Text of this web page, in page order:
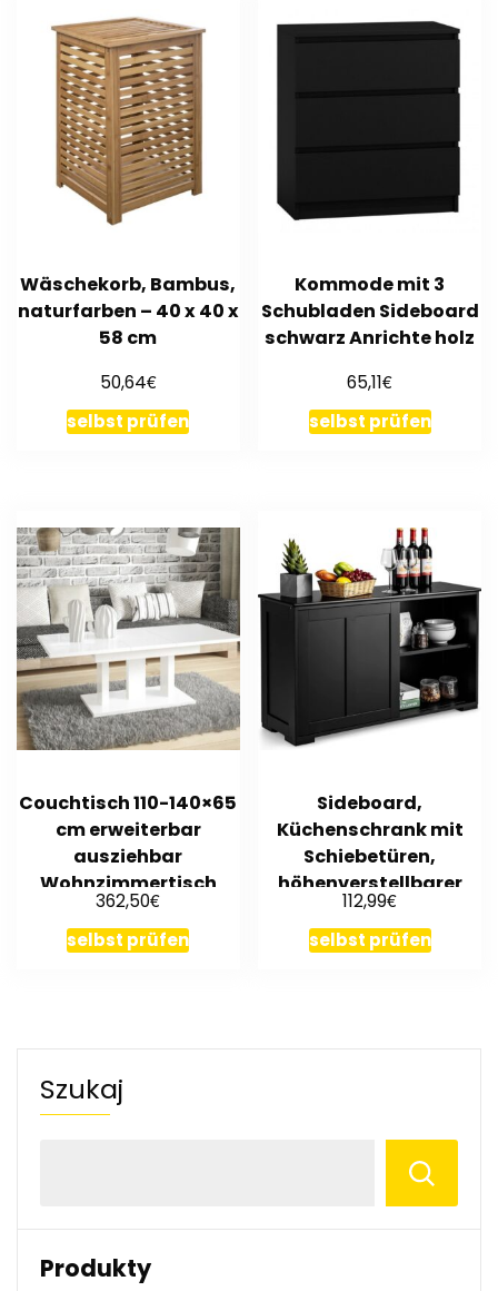
Wäschekorb, Bambus,
naturfarben – 40 x 40 x
58 cm
50,64€
selbst prüfen
Kommode mit 3
Schubladen Sideboard
schwarz Anrichte holz
65,11€
selbst prüfen
Couchtisch 110-140×65
cm erweiterbar
ausziehbar
Wohnzimmertisch
modern design
362,50€
selbst prüfen
Sideboard,
Küchenschrank mit
Schiebetüren,
höhenverstellbarer
Ablage 107 x 33 x 60 cm
112,99€
selbst prüfen
Szukaj
Produkty